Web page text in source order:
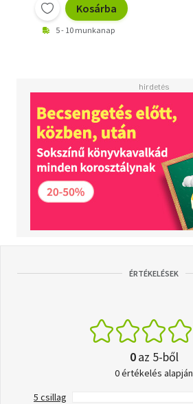
Kosárba
5 - 10 munkanap
ÉRTÉKELÉSEK
0az 5-ből
0 értékelés alapján
5 csillag